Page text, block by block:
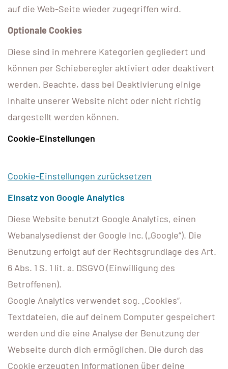
auf die Web-Seite wieder zugegriffen wird.
Optionale Cookies
Diese sind in mehrere Kategorien gegliedert und
können per Schieberegler aktiviert oder deaktivert
werden. Beachte, dass bei Deaktivierung einige
Inhalte unserer Website nicht oder nicht richtig
dargestellt werden können.
Cookie-Einstellungen
Cookie-Einstellungen zurücksetzen
Einsatz von Google Analytics
Diese Website benutzt Google Analytics, einen
Webanalysedienst der Google Inc. („Google“). Die
Benutzung erfolgt auf der Rechtsgrundlage des Art.
6 Abs. 1 S. 1 lit. a. DSGVO (Einwilligung des
Betroffenen).
Google Analytics verwendet sog. „Cookies“,
Textdateien, die auf deinem Computer gespeichert
werden und die eine Analyse der Benutzung der
Webseite durch dich ermöglichen. Die durch das
Cookie erzeugten Informationen über deine